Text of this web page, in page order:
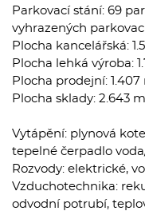
Parkovací stání: 69
vyhrazených
Plocha kancelářská:
Plocha lehká výroba:
Plocha prodejní: 1.407
Plocha sklady: 2.643
Vytápění: plynová
tepelné čerpadlo
Rozvody: elektrické,
Vzduchotechnika:
odvodní potrubí,